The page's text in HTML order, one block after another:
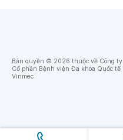
Bản quyền © 2026 thuộc về Công ty
Cổ phần Bệnh viện Đa khoa Quốc tế
Vinmec